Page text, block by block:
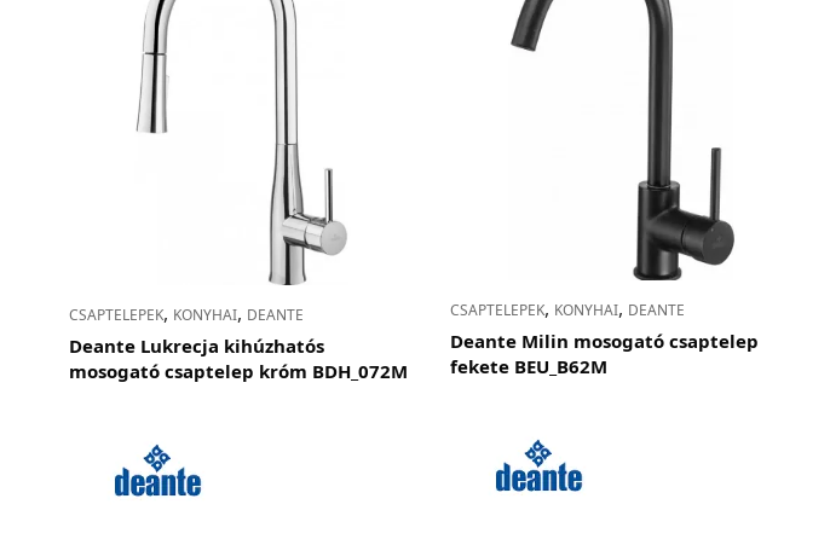
CSAPTELEPEK, KONYHAI, DEANTE
Deante Lukrecja kihúzhatós
mosogató csaptelep króm BDH_072M
CSAPTELEPEK, KONYHAI, DEANTE
Deante Milin mosogató csaptelep
fekete BEU_B62M